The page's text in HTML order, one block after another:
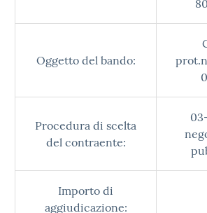
Oggetto del bando:
Procedura di scelta
del contraente:
Importo di
aggiudicazione: